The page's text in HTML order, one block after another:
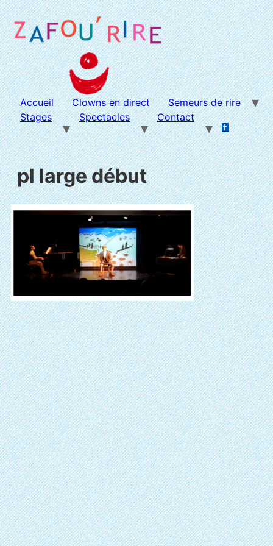
Aller
au
contenu
Accueil Clowns en direct
Semeurs de rire
Stages
Spectacles Contact
f
pl large début